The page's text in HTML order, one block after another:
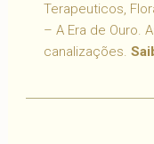
Terapeuticos,
– A Era de Ouro.
canalizações.